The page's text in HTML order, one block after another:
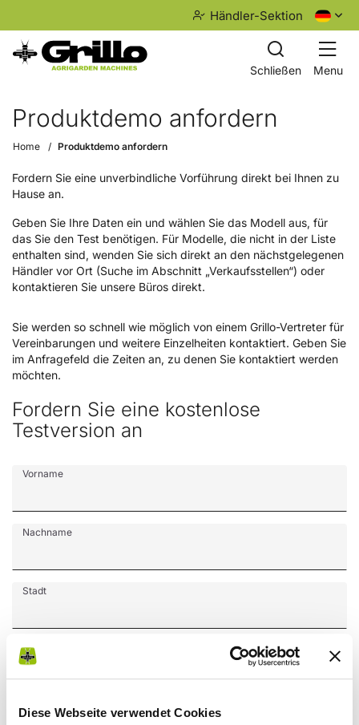
Diese Webseite verwendet Cookies
Händler-Sektion
Schließen Menu
Produktdemo anfordern
Home Produktdemo anfordern
Fordern Sie eine unverbindliche Vorführung direkt bei Ihnen zu
Hause an.
Geben Sie Ihre Daten ein und wählen Sie das Modell aus, für
das Sie den Test benötigen. Für Modelle, die nicht in der Liste
enthalten sind, wenden Sie sich direkt an den nächstgelegenen
Händler vor Ort (Suche im Abschnitt „Verkaufsstellen“) oder
kontaktieren Sie unsere Büros direkt.
Sie werden so schnell wie möglich von einem Grillo-Vertreter für
Vereinbarungen und weitere Einzelheiten kontaktiert. Geben Sie
im Anfragefeld die Zeiten an, zu denen Sie kontaktiert werden
möchten.
Fordern Sie eine kostenlose
Testversion an
Vorname
Nachname
Stadt
Nation
Provinz